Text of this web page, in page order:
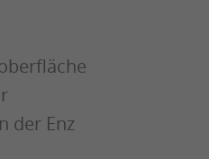
der Enz